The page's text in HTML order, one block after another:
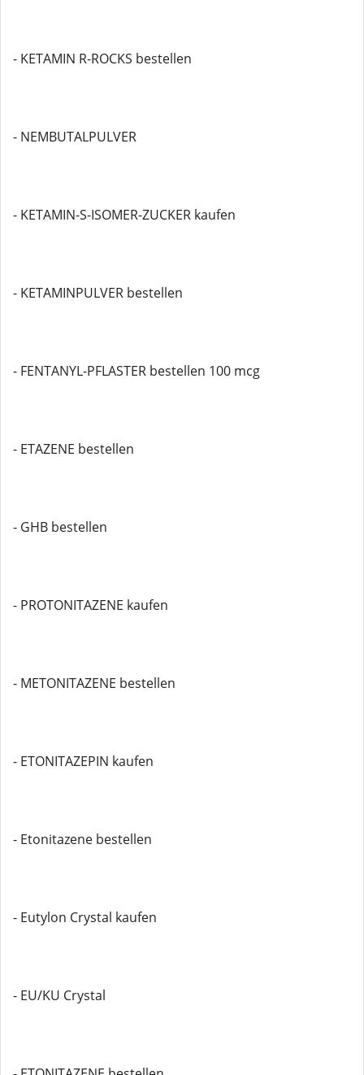
- KETAMIN R-ROCKS bestellen
- NEMBUTALPULVER
- KETAMIN-S-ISOMER-ZUCKER kaufen
- KETAMINPULVER bestellen
- FENTANYL-PFLASTER bestellen 100 mcg
- ETAZENE bestellen
- GHB bestellen
- PROTONITAZENE kaufen
- METONITAZENE bestellen
- ETONITAZEPIN kaufen
- Etonitazene bestellen
- Eutylon Crystal kaufen
- EU/KU Crystal